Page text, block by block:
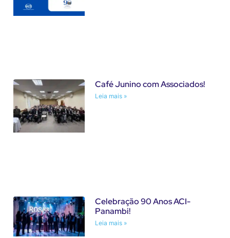
Café Junino com Associados!
Leia mais »
Celebração 90 Anos ACI-
Panambi!
Leia mais »